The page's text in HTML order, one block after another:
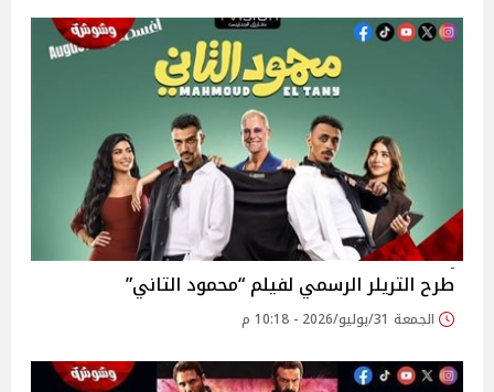
طرح التريلر الرسمي لفيلم “محمود التاني”
الجمعة 31/يوليو/2026 - 10:18 م